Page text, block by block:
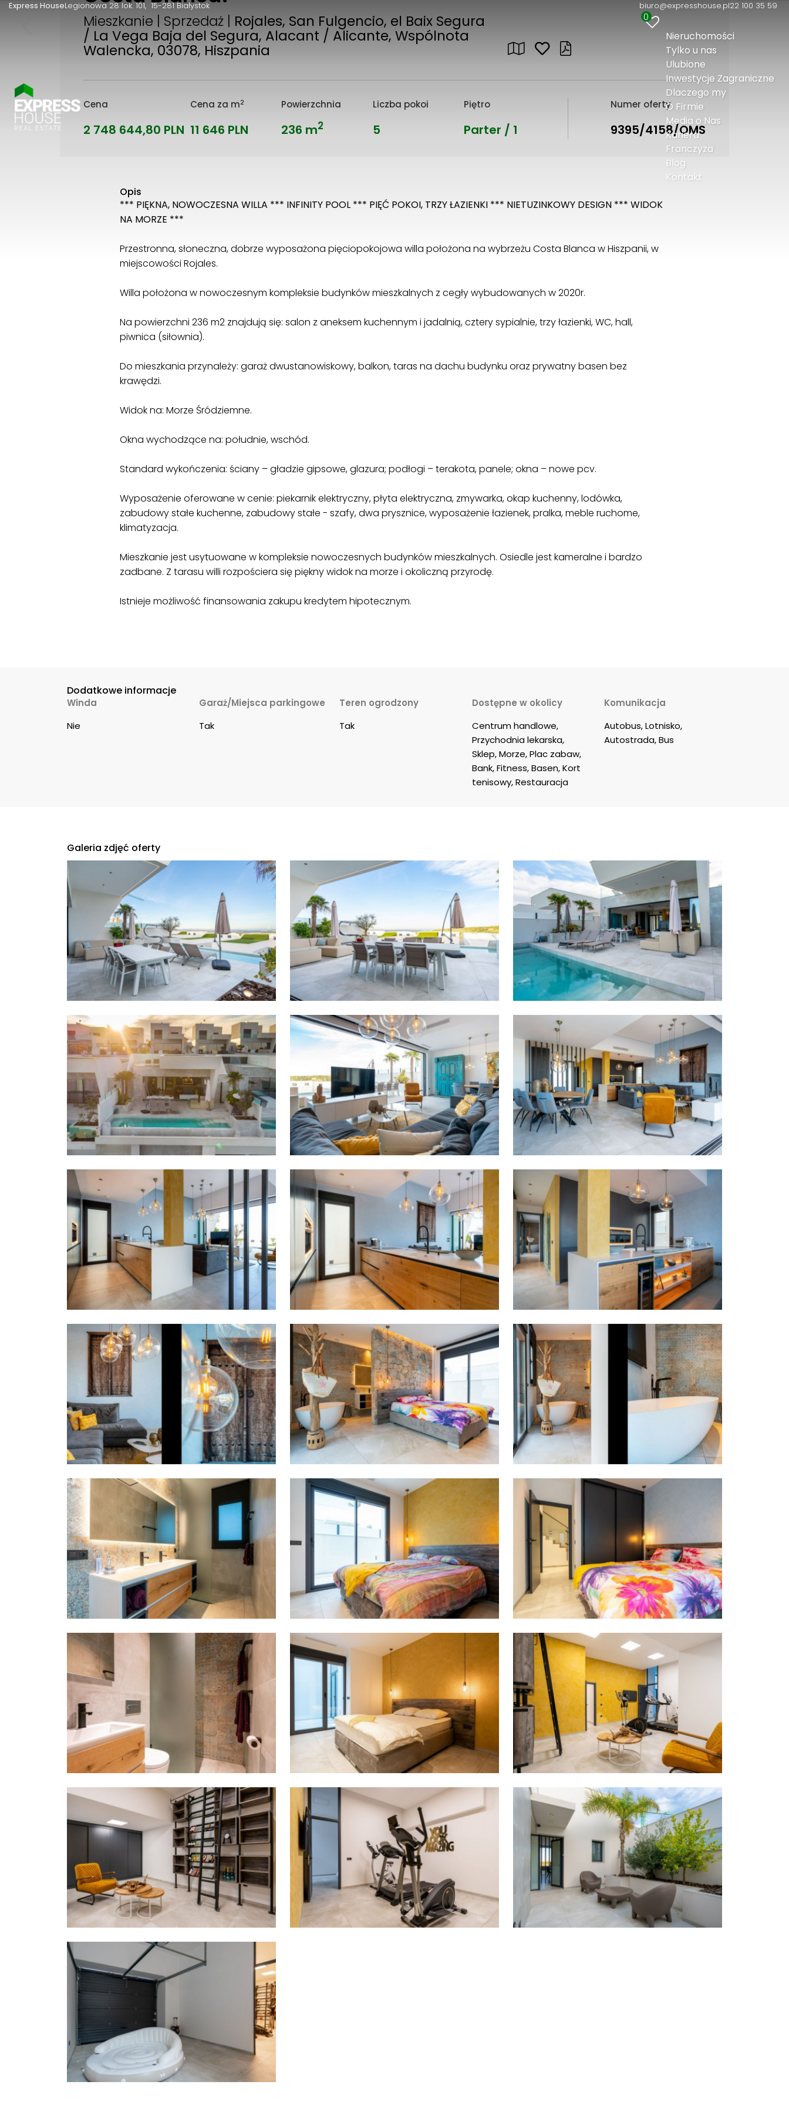
Express HouseLegionowa 28 lok. 101 15-281 Białystok biuro@expresshouse.pl22 100 35 59
0
Nieruchomości
Tylko u nas
Ulubione
Inwestycje Zagraniczne
Dlaczego my
O Firmie
Media o Nas
Kariera
Franczyza
Blog
Kontakt
Mieszkanie | Sprzedaż | Rojales, San Fulgencio, el Baix Segura
/ La Vega Baja del Segura, Alacant / Alicante, Wspólnota
Walencka, 03078, Hiszpania
Cena
2 748 644,80 PLN
Cena za m2
11 646 PLN
Powierzchnia
236 m2
Liczba pokoi
5
Piętro
Parter / 1
Numer oferty
9395/4158/OMS
Opis
*** PIĘKNA, NOWOCZESNA WILLA *** INFINITY POOL *** PIĘĆ POKOI, TRZY ŁAZIENKI *** NIETUZINKOWY DESIGN *** WIDOK
NA MORZE ***
Przestronna, słoneczna, dobrze wyposażona pięciopokojowa willa położona na wybrzeżu Costa Blanca w Hiszpanii, w
miejscowości Rojales.
Willa położona w nowoczesnym kompleksie budynków mieszkalnych z cegły wybudowanych w 2020r.
Na powierzchni 236 m2 znajdują się: salon z aneksem kuchennym i jadalnią, cztery sypialnie, trzy łazienki, WC, hall,
piwnica (siłownia).
Do mieszkania przynależy: garaż dwustanowiskowy, balkon, taras na dachu budynku oraz prywatny basen bez
krawędzi.
Widok na: Morze Śródziemne.
Okna wychodzące na: południe, wschód.
Standard wykończenia: ściany – gładzie gipsowe, glazura; podłogi – terakota, panele; okna – nowe pcv.
Wyposażenie oferowane w cenie: piekarnik elektryczny, płyta elektryczna, zmywarka, okap kuchenny, lodówka,
zabudowy stałe kuchenne, zabudowy stałe - szafy, dwa prysznice, wyposażenie łazienek, pralka, meble ruchome,
klimatyzacja.
Mieszkanie jest usytuowane w kompleksie nowoczesnych budynków mieszkalnych. Osiedle jest kameralne i bardzo
zadbane. Z tarasu willi rozpościera się piękny widok na morze i okoliczną przyrodę.
Istnieje możliwość finansowania zakupu kredytem hipotecznym.
Dodatkowe informacje
Winda
Nie
Garaż/Miejsca parkingowe
Tak
Teren ogrodzony
Tak
Dostępne w okolicy
Centrum handlowe,
Przychodnia lekarska,
Sklep, Morze, Plac zabaw,
Bank, Fitness, Basen, Kort
tenisowy, Restauracja
Komunikacja
Autobus, Lotnisko,
Autostrada, Bus
Galeria zdjęć oferty